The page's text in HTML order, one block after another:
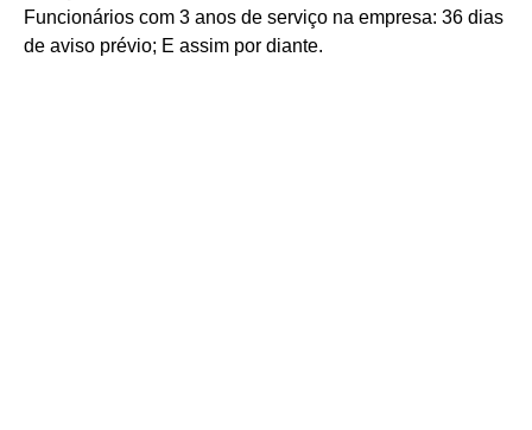
Funcionários com 3 anos de serviço na empresa: 36 dias
de aviso prévio; E assim por diante.